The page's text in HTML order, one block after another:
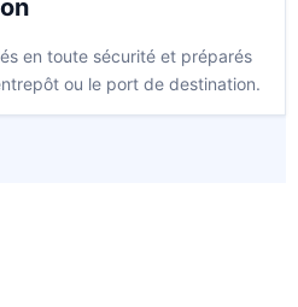
en toute sécurité et préparés
ou le port de destination.